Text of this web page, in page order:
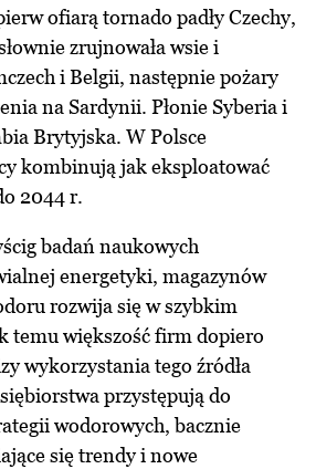
ofiarą tornado padły Czechy,
zrujnowała wsie i
i Belgii, następnie pożary
na Sardynii. Płonie Syberia i
Brytyjska. W Polsce
kombinują jak eksploatować
2044 r.
badań naukowych
energetyki, magazynów
rozwija się w szybkim
temu większość firm dopiero
wykorzystania tego źródła
przystępują do
wodorowych, bacznie
się trendy i nowe